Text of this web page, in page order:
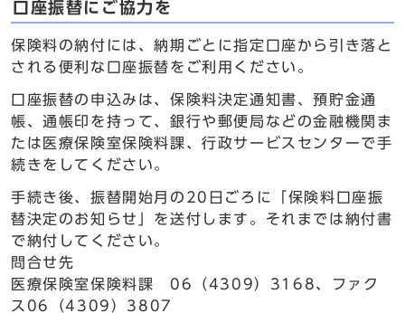
口座振替にご協力を
保険料の納付には、納期ごとに指定口座から引き落と
される便利な口座振替をご利用ください。
口座振替の申込みは、保険料決定通知書、預貯金通
帳、通帳印を持って、銀行や郵便局などの金融機関ま
たは医療保険室保険料課、行政サービスセンターで手
続きをしてください。
手続き後、振替開始月の20日ごろに「保険料口座振
替決定のお知らせ」を送付します。それまでは納付書
で納付してください。
問合せ先
医療保険室保険料課 06（4309）3168、ファク
ス06（4309）3807